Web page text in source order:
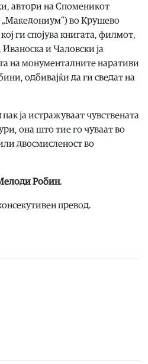
автори на Споменикот
„Македониум”) во Крушево
ги спојува книгата, филмот,
и Чаловски ја
на монументалните наративи
одбивајќи да ги сведат на
пак ја истражуваат чувствената
она што тие го чуваат во
двосмисленост во
Робин.
превод.